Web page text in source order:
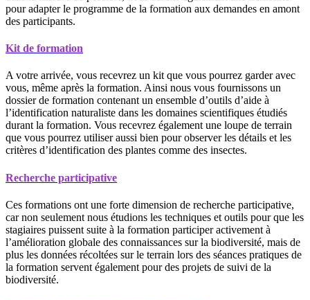
pour adapter le programme de la formation aux demandes en amont
des participants.
Kit de formation
A votre arrivée, vous recevrez un kit que vous pourrez garder avec
vous, même après la formation. Ainsi nous vous fournissons un
dossier de formation contenant un ensemble d’outils d’aide à
l’identification naturaliste dans les domaines scientifiques étudiés
durant la formation. Vous recevrez également une loupe de terrain
que vous pourrez utiliser aussi bien pour observer les détails et les
critères d’identification des plantes comme des insectes.
Recherche participative
Ces formations ont une forte dimension de recherche participative,
car non seulement nous étudions les techniques et outils pour que les
stagiaires puissent suite à la formation participer activement à
l’amélioration globale des connaissances sur la biodiversité, mais de
plus les données récoltées sur le terrain lors des séances pratiques de
la formation servent également pour des projets de suivi de la
biodiversité.